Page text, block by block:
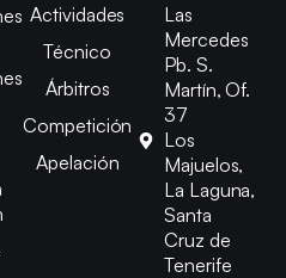
Actividades
Técnico
Árbitros
Competición
Apelación
Las
Mercedes
Pb. S.
Martín, Of.
37
Los
Majuelos,
La Laguna,
Santa
Cruz de
Tenerife